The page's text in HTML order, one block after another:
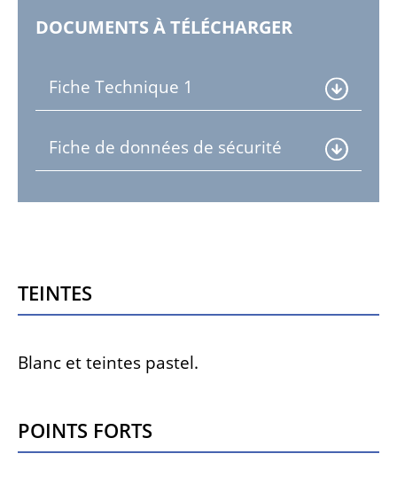
DOCUMENTS À TÉLÉCHARGER
Fiche Technique 1
Fiche de données de sécurité
Teintes
Blanc et teintes pastel.
Points forts